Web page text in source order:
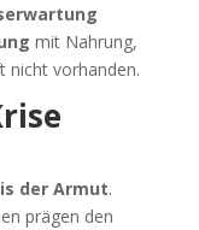
mit Nahrung,
nicht vorhanden.
der Armut.
prägen den